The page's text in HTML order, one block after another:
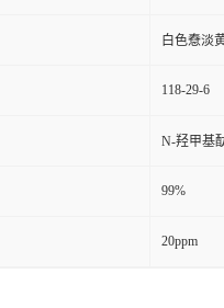
白色憃淡
118-29-6
N-羟甲基
99%
20ppm